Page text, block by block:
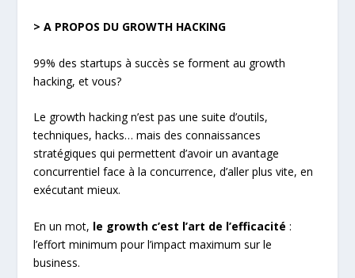
> A PROPOS DU GROWTH HACKING
99% des startups à succès se forment au growth
hacking, et vous?
Le growth hacking n’est pas une suite d’outils,
techniques, hacks… mais des connaissances
stratégiques qui permettent d’avoir un avantage
concurrentiel face à la concurrence, d’aller plus vite, en
exécutant mieux.
En un mot, le growth c’est l’art de l’efficacité :
l’effort minimum pour l’impact maximum sur le
business.